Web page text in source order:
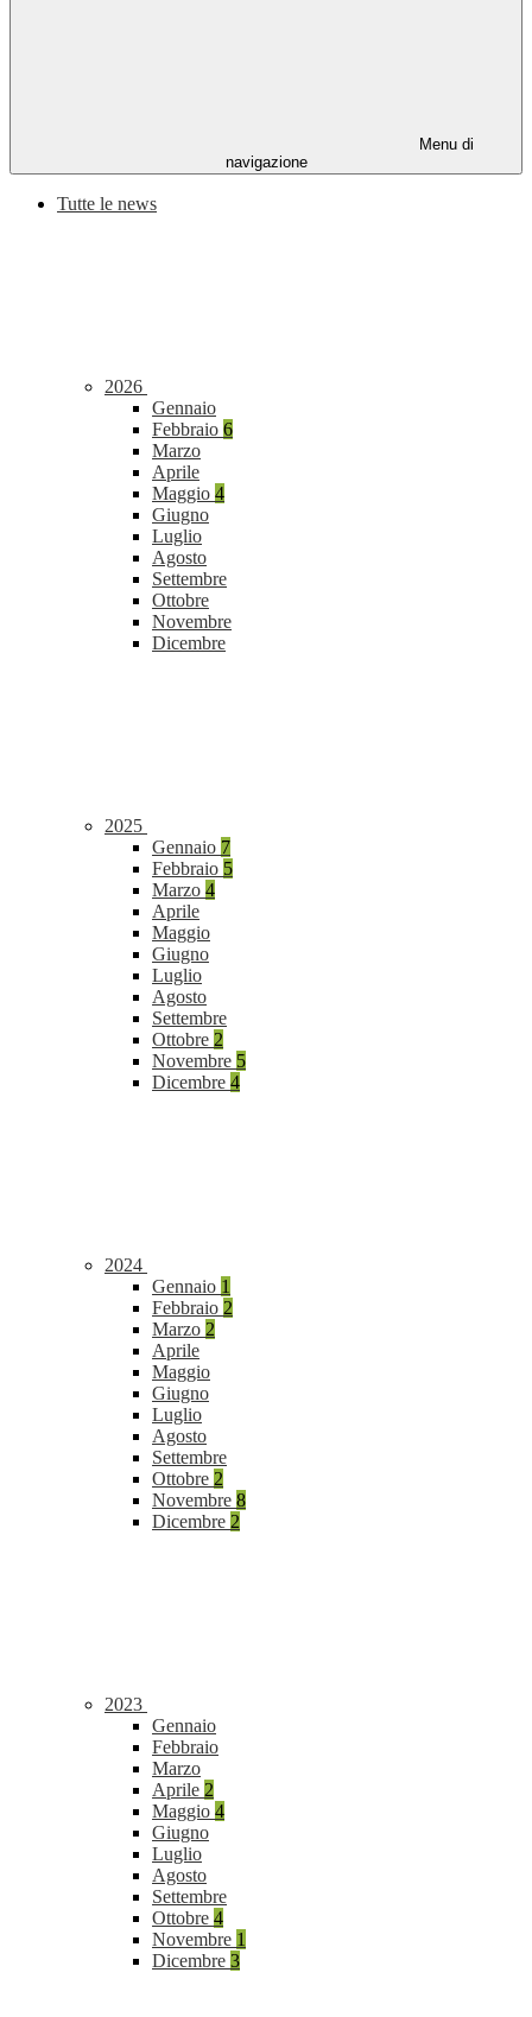
Menu di
navigazione
Tutte le news
2026
Gennaio
Febbraio 6
Marzo
Aprile
Maggio 4
Giugno
Luglio
Agosto
Settembre
Ottobre
Novembre
Dicembre
2025
Gennaio 7
Febbraio 5
Marzo 4
Aprile
Maggio
Giugno
Luglio
Agosto
Settembre
Ottobre 2
Novembre 5
Dicembre 4
2024
Gennaio 1
Febbraio 2
Marzo 2
Aprile
Maggio
Giugno
Luglio
Agosto
Settembre
Ottobre 2
Novembre 8
Dicembre 2
2023
Gennaio
Febbraio
Marzo
Aprile 2
Maggio 4
Giugno
Luglio
Agosto
Settembre
Ottobre 4
Novembre 1
Dicembre 3